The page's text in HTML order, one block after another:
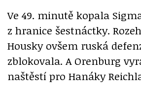
Ve 49. minutě kopala
z hranice šestnáctky.
Housky ovšem ruská
zblokovala. A Orenburg
naštěstí pro Hanáky